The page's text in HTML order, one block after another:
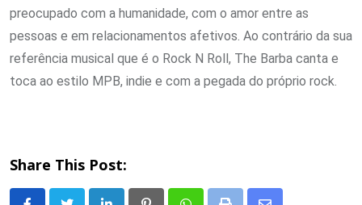
preocupado com a humanidade, com o amor entre as
pessoas e em relacionamentos afetivos. Ao contrário da sua
referência musical que é o Rock N Roll, The Barba canta e
toca ao estilo MPB, indie e com a pegada do próprio rock.
Share This Post: